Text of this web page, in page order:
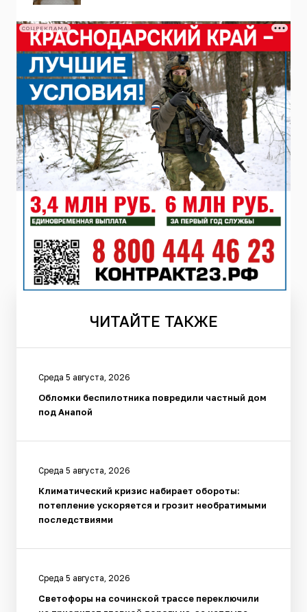
СОЦРЕКЛАМА
ЧИТАЙТЕ ТАКЖЕ
Среда 5 августа, 2026
Обломки беспилотника повредили частный дом
под Анапой
Среда 5 августа, 2026
Климатический кризис набирает обороты:
потепление ускоряется и грозит необратимыми
последствиями
Среда 5 августа, 2026
Светофоры на сочинской трассе переключили